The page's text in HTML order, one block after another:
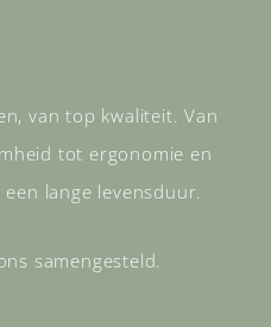
van top kwaliteit. Van
tot ergonomie en
lange levensduur.
samengesteld.